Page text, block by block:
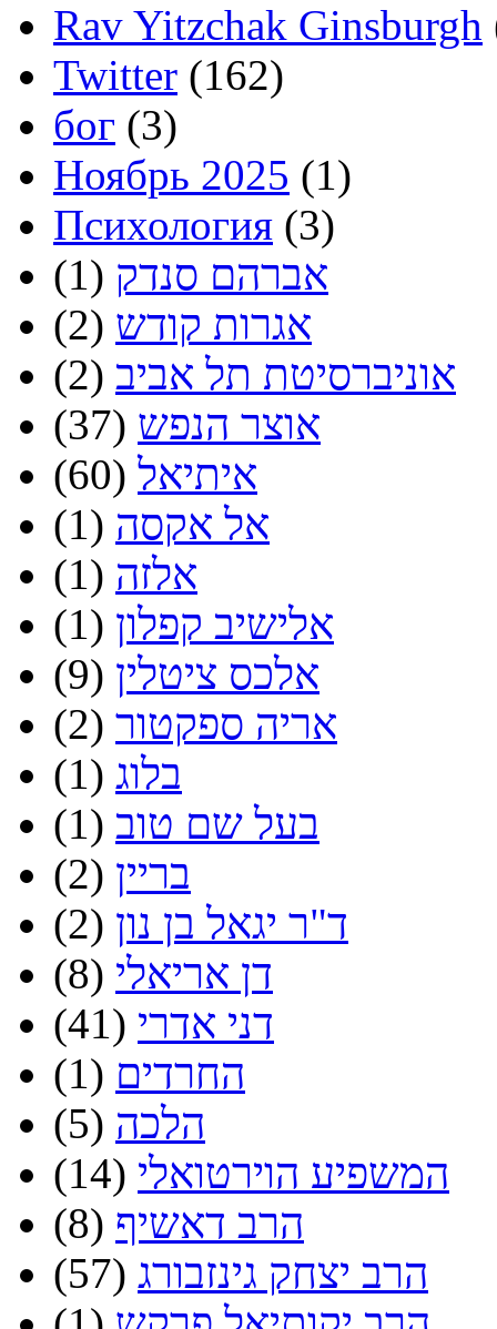
Rav Yitzchak Ginsburgh
Twitter (162)
бог (3)
Ноябрь 2025 (1)
Психология (3)
אברהם סנדק (1)
אגרות קודש (2)
אוניברסיטת תל אביב (2)
אוצר הנפש (37)
איתיאל (60)
אל אקסה (1)
אלזה (1)
אלישיב קפלון (1)
אלכס ציטלין (9)
אריה ספקטור (2)
בלוג (1)
בעל שם טוב (1)
בריין (2)
ד"ר יגאל בן נון (2)
דן אריאלי (8)
דני אדרי (41)
החרדים (1)
הלכה (5)
המשפיע הוירטואלי (14)
הרב דאשיף (8)
הרב יצחק גינזבורג (57)